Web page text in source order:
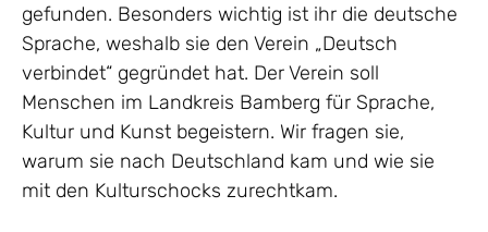
gefunden. Besonders wichtig ist ihr die deutsche
Sprache, weshalb sie den Verein „Deutsch
verbindet“ gegründet hat. Der Verein soll
Menschen im Landkreis Bamberg für Sprache,
Kultur und Kunst begeistern. Wir fragen sie,
warum sie nach Deutschland kam und wie sie
mit den Kulturschocks zurechtkam.